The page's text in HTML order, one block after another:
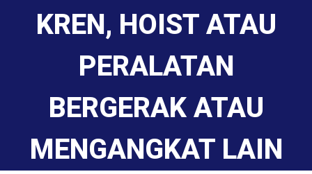
KREN, HOIST ATAU
PERALATAN
BERGERAK ATAU
MENGANGKAT LAIN